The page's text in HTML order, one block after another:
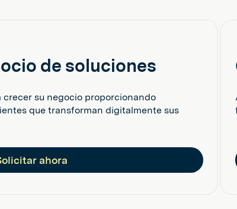
de soluciones
crecer su negocio proporcionando
que transforman digitalmente sus
ahora